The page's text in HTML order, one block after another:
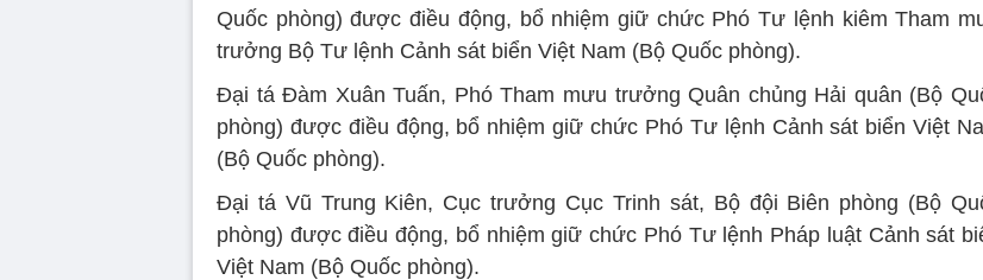
Quốc phòng) được điều động, bổ nhiệm giữ chức Phó Tư lệnh kiêm Tham
trưởng Bộ Tư lệnh Cảnh sát biển Việt Nam (Bộ Quốc phòng).️
Đại tá Đàm Xuân Tuấn, Phó Tham mưu trưởng Quân chủng Hải quân (Bộ
phòng) được điều động, bổ nhiệm giữ chức Phó Tư lệnh Cảnh sát biển Việt
(Bộ Quốc phòng).️
Đại tá Vũ Trung Kiên, Cục trưởng Cục Trinh sát, Bộ đội Biên phòng (Bộ
phòng) được điều động, bổ nhiệm giữ chức Phó Tư lệnh Pháp luật Cảnh sát
Việt Nam (Bộ Quốc phòng)️.